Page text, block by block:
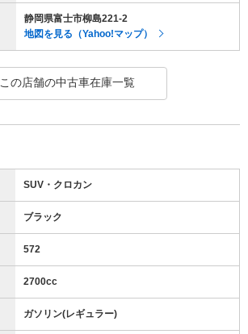
静岡県富士市柳島221-2
地図を見る（Yahoo!マップ）
この店舗の中古車在庫一覧
SUV・クロカン
ブラック
572
2700cc
ガソリン(レギュラー)